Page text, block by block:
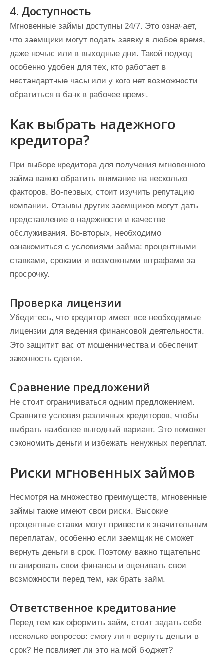
4. Доступность
Мгновенные займы доступны 24/7. Это означает,
что заемщики могут подать заявку в любое время,
даже ночью или в выходные дни. Такой подход
особенно удобен для тех, кто работает в
нестандартные часы или у кого нет возможности
обратиться в банк в рабочее время.
Как выбрать надежного
кредитора?
При выборе кредитора для получения мгновенного
займа важно обратить внимание на несколько
факторов. Во-первых, стоит изучить репутацию
компании. Отзывы других заемщиков могут дать
представление о надежности и качестве
обслуживания. Во-вторых, необходимо
ознакомиться с условиями займа: процентными
ставками, сроками и возможными штрафами за
просрочку.
Проверка лицензии
Убедитесь, что кредитор имеет все необходимые
лицензии для ведения финансовой деятельности.
Это защитит вас от мошенничества и обеспечит
законность сделки.
Сравнение предложений
Не стоит ограничиваться одним предложением.
Сравните условия различных кредиторов, чтобы
выбрать наиболее выгодный вариант. Это поможет
сэкономить деньги и избежать ненужных переплат.
Риски мгновенных займов
Несмотря на множество преимуществ, мгновенные
займы также имеют свои риски. Высокие
процентные ставки могут привести к значительным
переплатам, особенно если заемщик не сможет
вернуть деньги в срок. Поэтому важно тщательно
планировать свои финансы и оценивать свои
возможности перед тем, как брать займ.
Ответственное кредитование
Перед тем как оформить займ, стоит задать себе
несколько вопросов: смогу ли я вернуть деньги в
срок? Не повлияет ли это на мой бюджет?